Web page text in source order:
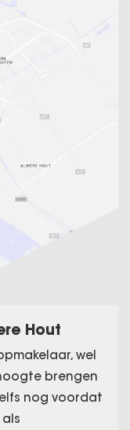
Hout
wel
brengen
nog voordat